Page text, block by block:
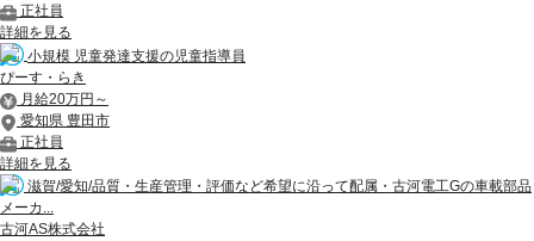
正社員
詳細を見る
小規模 児童発達支援の児童指導員
ぴーす・らき
月給20万円～
愛知県 豊田市
正社員
詳細を見る
滋賀/愛知/品質・生産管理・評価など希望に沿って配属・古河電工Gの車載部品
メーカ...
古河AS株式会社